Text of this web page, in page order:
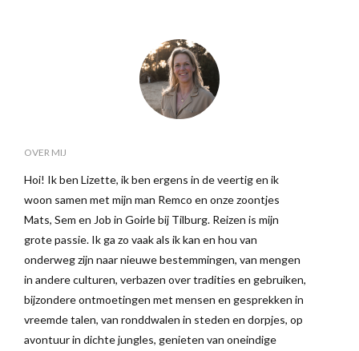
OVER MIJ
Hoi! Ik ben Lizette, ik ben ergens in de veertig en ik
woon samen met mijn man Remco en onze zoontjes
Mats, Sem en Job in Goirle bij Tilburg. Reizen is mijn
grote passie. Ik ga zo vaak als ik kan en hou van
onderweg zijn naar nieuwe bestemmingen, van mengen
in andere culturen, verbazen over tradities en gebruiken,
bijzondere ontmoetingen met mensen en gesprekken in
vreemde talen, van ronddwalen in steden en dorpjes, op
avontuur in dichte jungles, genieten van oneindige